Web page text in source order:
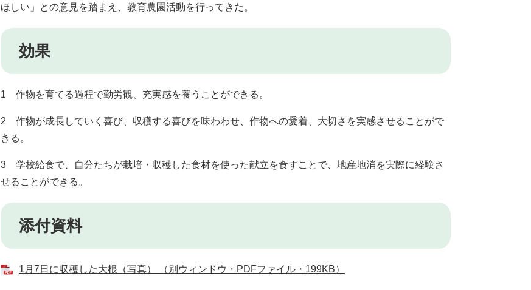
ほしい」との意見を踏まえ、教育農園活動を行ってきた。
効果
1 作物を育てる過程で勤労観、充実感を養うことができる。
2 作物が成長していく喜び、収穫する喜びを味わわせ、作物への愛着、大切さを実感させることがで
きる。
3 学校給食で、自分たちが栽培・収穫した食材を使った献立を食すことで、地産地消を実際に経験さ
せることができる。
添付資料
1月7日に収穫した大根（写真） （別ウィンドウ・PDFファイル・199KB）